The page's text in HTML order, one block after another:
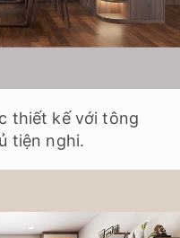
thiết kế với tông
tiện nghi.